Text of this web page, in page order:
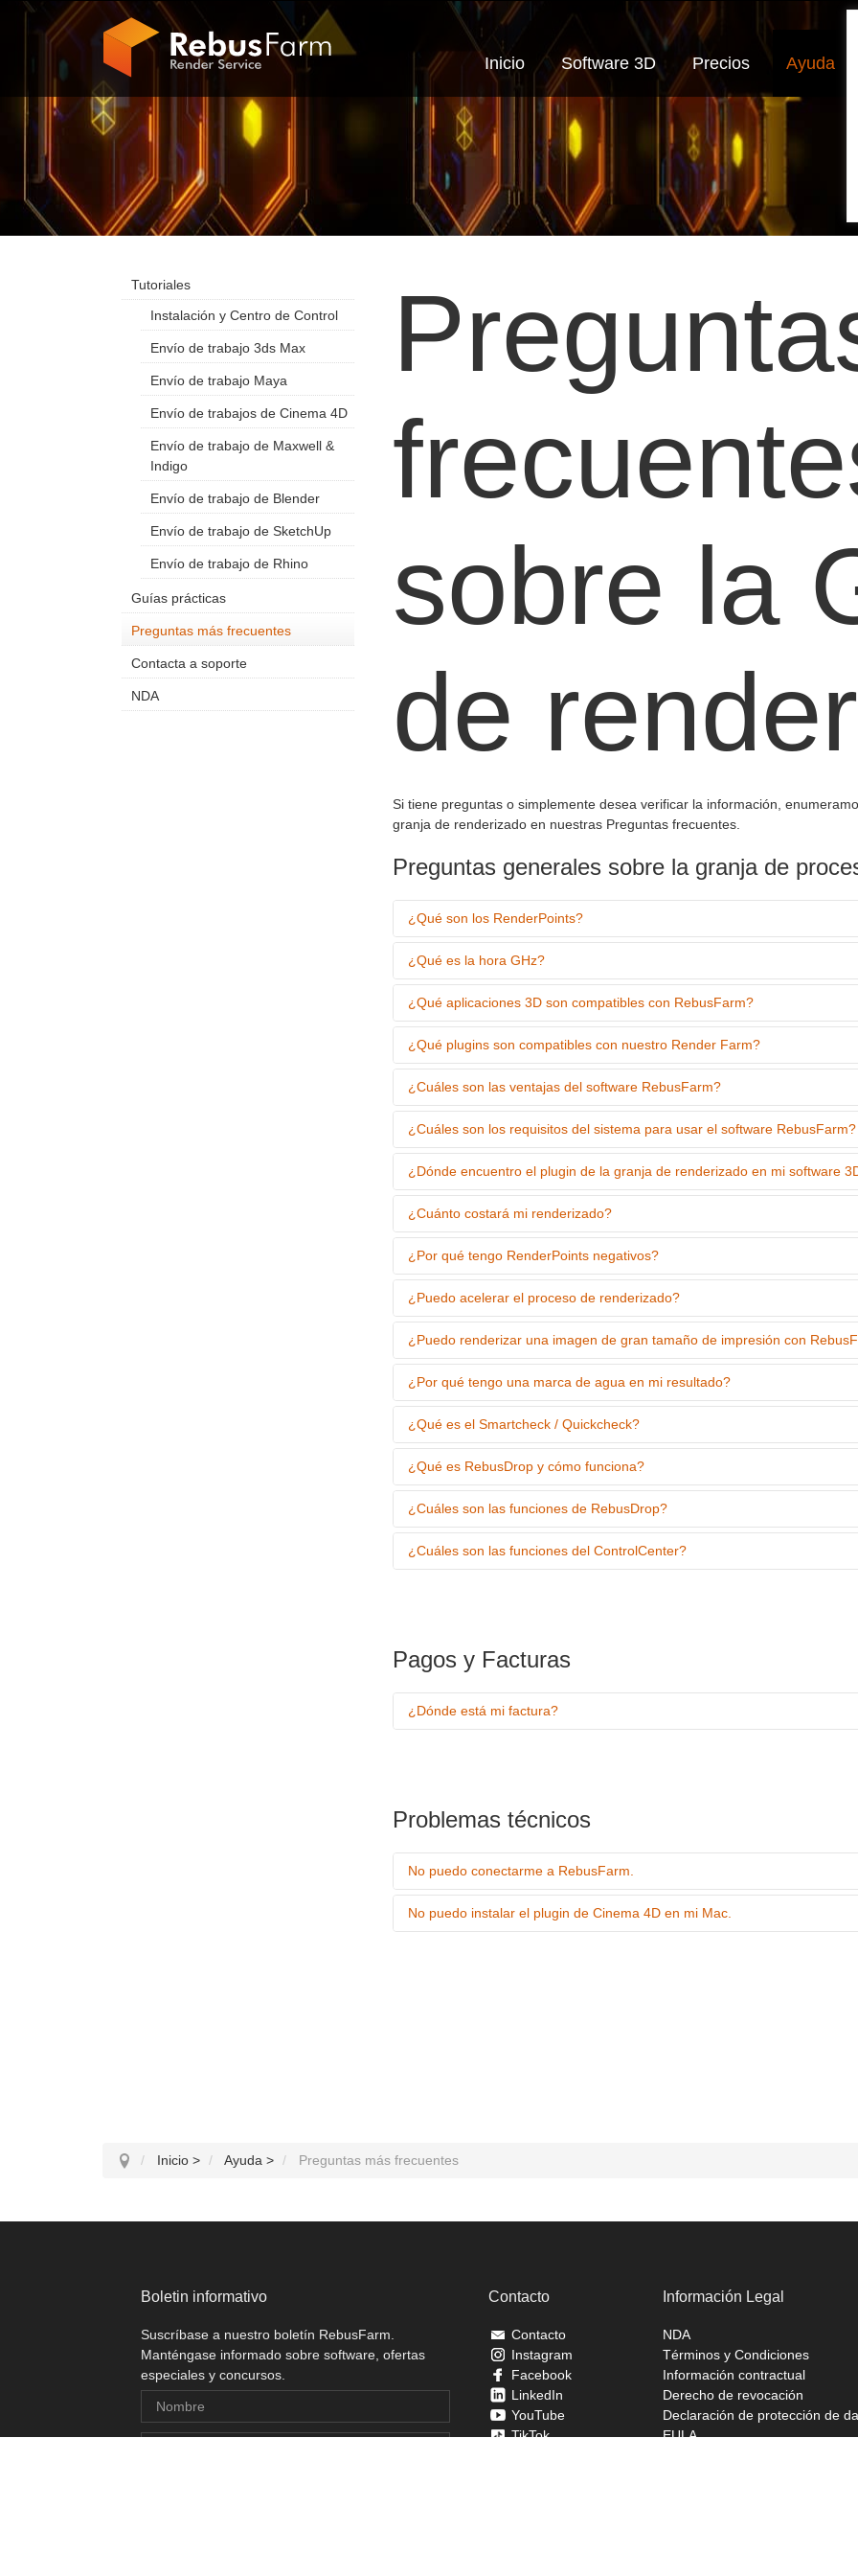
Inicio Software 3D Precios Ayuda
sobre la
de
Si tiene preguntas o simplemente desea verificar la información,
granja de renderizado en nuestras Preguntas frecuentes.
Preguntas generales sobre la granja de
¿Qué son los RenderPoints?
¿Qué es la hora GHz?
¿Qué aplicaciones 3D son compatibles con RebusFarm?
¿Qué plugins son compatibles con nuestro Render Farm?
¿Cuáles son las ventajas del software RebusFarm?
¿Cuáles son los requisitos del sistema para usar el software RebusFarm?
¿Dónde encuentro el plugin de la granja de renderizado en mi software
¿Cuánto costará mi renderizado?
¿Por qué tengo RenderPoints negativos?
¿Puedo acelerar el proceso de renderizado?
¿Puedo renderizar una imagen de gran tamaño de impresión con
¿Por qué tengo una marca de agua en mi resultado?
¿Qué es el Smartcheck / Quickcheck?
¿Qué es RebusDrop y cómo funciona?
¿Cuáles son las funciones de RebusDrop?
¿Cuáles son las funciones del ControlCenter?
Pagos y Facturas
¿Dónde está mi factura?
Problemas técnicos
No puedo conectarme a RebusFarm.
No puedo instalar el plugin de Cinema 4D en mi Mac.
Tutoriales
Instalación y Centro de Control
Envío de trabajo 3ds Max
Envío de trabajo Maya
Envío de trabajos de Cinema 4D
Envío de trabajo de Maxwell &
Indigo
Envío de trabajo de Blender
Envío de trabajo de SketchUp
Envío de trabajo de Rhino
Guías prácticas
Preguntas más frecuentes
Contacta a soporte
NDA
Inicio > Ayuda > Preguntas más frecuentes
Boletin informativo
Suscríbase a nuestro boletín RebusFarm.
Manténgase informado sobre software, ofertas
especiales y concursos.
Contacto
Contacto
Instagram
Facebook
LinkedIn
YouTube
TikTok
Información Legal
NDA
Términos y Condiciones
Información contractual
Derecho de revocación
Declaración de protección de
EULA